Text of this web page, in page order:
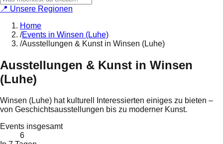
📍 Unsere Regionen
Home
/Events in Winsen (Luhe)
/Ausstellungen & Kunst in Winsen (Luhe)
Ausstellungen & Kunst in Winsen
(Luhe)
Winsen (Luhe) hat kulturell Interessierten einiges zu bieten –
von Geschichtsausstellungen bis zu moderner Kunst.
Events insgesamt
6